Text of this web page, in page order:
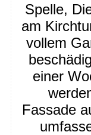
Spelle,
am
vollem
einer
Fassade